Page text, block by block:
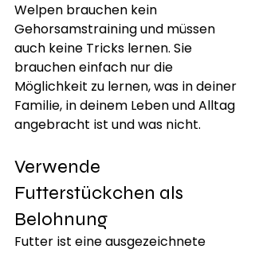
Welpen brauchen kein
Gehorsamstraining und müssen
auch keine Tricks lernen. Sie
brauchen einfach nur die
Möglichkeit zu lernen, was in deiner
Familie, in deinem Leben und Alltag
angebracht ist und was nicht.
Verwende
Futterstückchen als
Belohnung
Futter ist eine ausgezeichnete